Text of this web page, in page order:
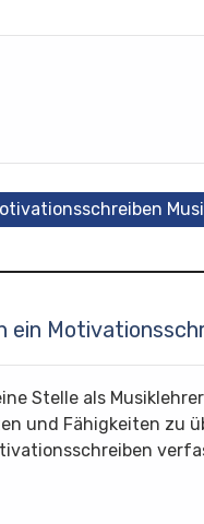
ein
Stelle als
und Fähigkeiten zu